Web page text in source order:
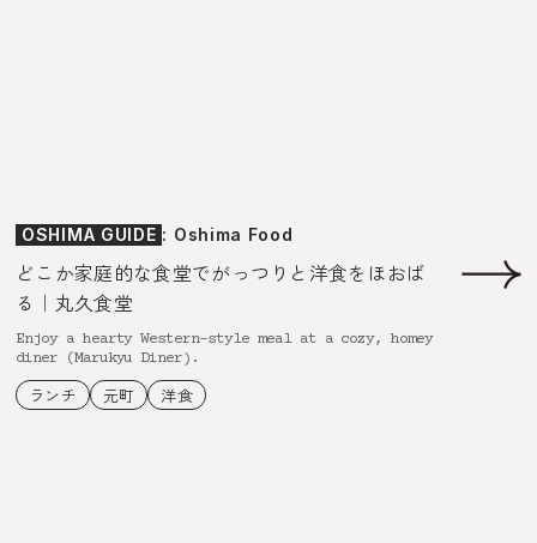
OSHIMA GUIDE : Oshima Food
どこか家庭的な食堂でがっつりと洋食をほおば
る｜丸久食堂
Enjoy a hearty Western-style meal at a cozy, homey
diner (Marukyu Diner).
ランチ 元町 洋食